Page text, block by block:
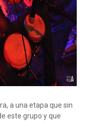
a una etapa que sin
este grupo y que